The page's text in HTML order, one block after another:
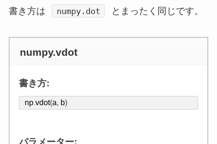
書き方は numpy.dot とまったく同じです。
numpy.vdot
書き方:
np.vdot(a, b)
パラメーター: